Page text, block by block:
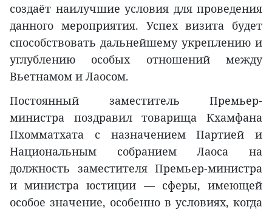
создаёт наилучшие условия для проведения
данного мероприятия. Успех визита будет
способствовать дальнейшему укреплению и
углублению особых отношений между
Вьетнамом и Лаосом.
Постоянный заместитель Премьер-
министра поздравил товарища Кхамфана
Пхомматхата с назначением Партией и
Национальным собранием Лаоса на
должность заместителя Премьер-министра
и министра юстиции — сферы, имеющей
особое значение, особенно в условиях, когда